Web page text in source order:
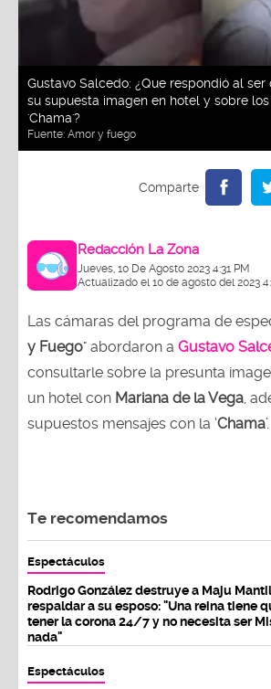
Gustavo Salcedo: ¿Que respondió al
su supuesta imagen en hotel y sobre
'Chama'?
Fuente: Amor y fuego
Redacción La Zona
Jueves, 10 De Agosto 2023 4:31 PM
Actualizado el 10 de agosto del 2023
Las cámaras del programa de
y Fuego" abordaron a Gustavo
consultarle sobre la presunta
un hotel con Mariana de la Vega ,
supuestos mensajes con la ‘Chama’.
Te recomendamos
Espectáculos
Rodrigo González destruye a Maju
respaldar a su esposo: "Una reina tiene
tener la corona 24/7 y no necesita ser
nada"
Espectáculos